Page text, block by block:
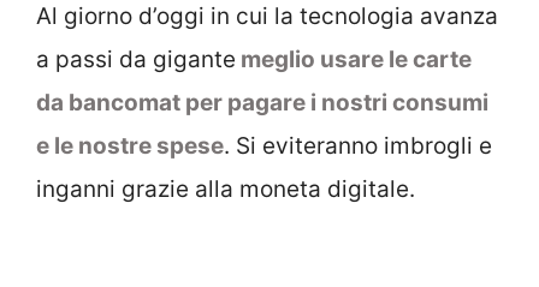
Al giorno d’oggi in cui la tecnologia avanza
a passi da gigante meglio usare le carte
da bancomat per pagare i nostri consumi
e le nostre spese. Si eviteranno imbrogli e
inganni grazie alla moneta digitale.